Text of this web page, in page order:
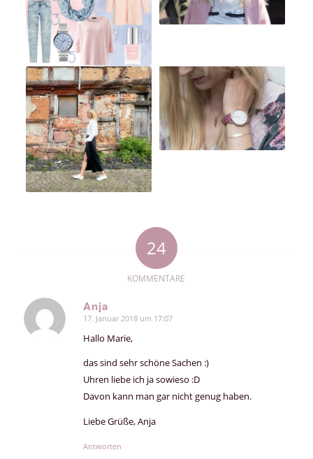
24
KOMMENTARE
Anja
sagte:
17. Januar 2018 um 17:07
Hallo Marie,
das sind sehr schöne Sachen :)
Uhren liebe ich ja sowieso :D
Davon kann man gar nicht genug haben.
Liebe Grüße, Anja
Antworten